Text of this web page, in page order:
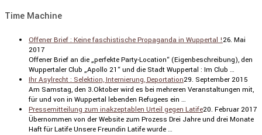
Time Machine
Offener Brief : Keine faschistische Propaganda in Wuppertal !26. Mai
2017
Offener Brief an die „perfekte Party-Location“ (Eigen­be­schrei­bung), den
Wupper­taler Club „Apollo 21“ und die Stadt Wuppertal : Im Club …
Ihr Asylrecht : Selektion, Internierung, Deportation29. September 2015
Am Samstag, den 3.Oktober wird es bei mehreren Veran­stal­tungen mit,
für und von in Wuppertal lebenden Refugees ein …
Pressemitteilung zum inakzeptablen Urteil gegen Latife20. Februar 2017
Übernommen von der Website zum Prozess Drei Jahre und drei Monate
Haft für Latife Unsere Freundin Latife wurde …